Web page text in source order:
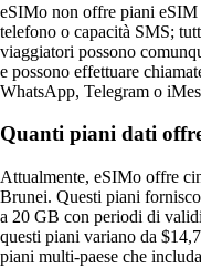
eSIMo non offre piani
telefono o capacità SMS;
viaggiatori possono
e possono effettuare
WhatsApp, Telegram o
Quanti piani dati
Attualmente, eSIMo offre
Brunei. Questi piani
a 20 GB con periodi di
questi piani variano da
piani multi-paese che